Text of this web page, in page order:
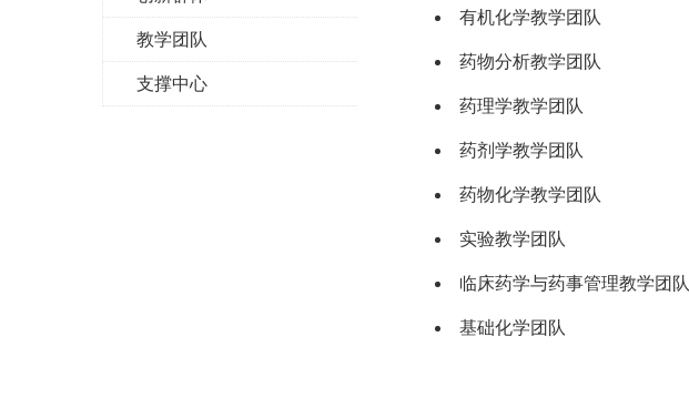
教学团队
支撑中心
有机化学教学团队
药物分析教学团队
药理学教学团队
药剂学教学团队
药物化学教学团队
实验教学团队
临床药学与药事管理教学团队
基础化学团队